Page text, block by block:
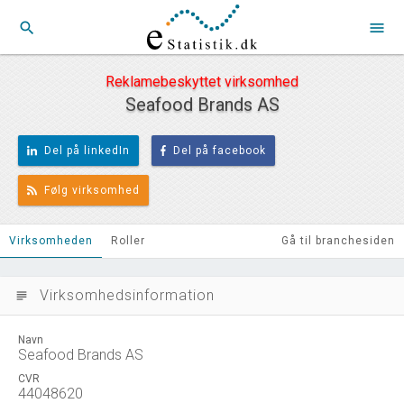
search menu
Reklamebeskyttet virksomhed
Seafood Brands AS
Del på linkedIn Del på facebook
Følg virksomhed
Virksomheden Roller Gå til branchesiden
subject Virksomhedsinformation
Navn
Seafood Brands AS
CVR
44048620